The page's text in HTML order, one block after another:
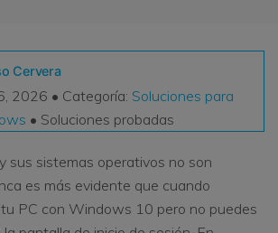
Datos
Datos
Cervera
2026 • Categoría: Soluciones para
• Soluciones probadas
sus sistemas operativos no son
es más evidente que cuando
PC con Windows 10 pero no puedes